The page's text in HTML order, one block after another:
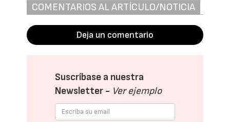
COMENTARIOS AL ARTÍCULO/NOTICIA
Deja un comentario
Suscríbase a nuestra
Newsletter - Ver ejemplo